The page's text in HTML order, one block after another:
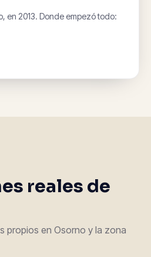
en 2013. Donde empezó todo:
reales de
propios en Osorno y la zona